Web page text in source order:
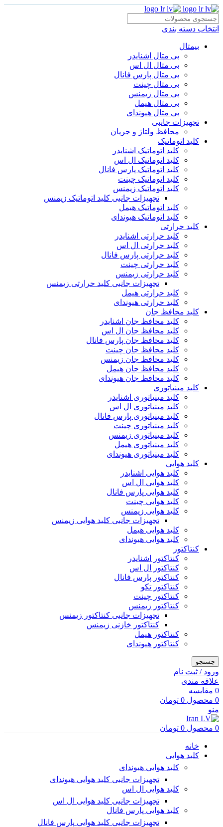
انتخاب دسته بندی
بیمتال
بی متال اشنایدر
بی متال ال اس
بی متال پارس فانال
بی متال چینت
بی متال زیمنس
بی متال هیمل
بی متال هیوندای
تجهیزات جانبی
محافظ ولتاژ و‌ جریان
کلید اتوماتیک
کلید اتوماتیک اشنایدر
کلید اتوماتیک ال اس
کلید اتوماتیک پارس فانال
کلید اتوماتیک چینت
کلید اتوماتیک زیمنس
تجهیزات جانبی کلید اتوماتیک زیمنس
کلید اتوماتیک هیمل
کلید اتوماتیک هیوندای
کلید حرارتی
کلید حرارتی اشنایدر
کلید حرارتی ال اس
کلید حرارتی پارس فانال
کلید حرارتی چینت
کلید حرارتی زیمنس
تجهیزات جانبی کلید حرارتی زیمنس
کلید حرارتی هیمل
کلید حرارتی هیوندای
کلید محافظ جان
کلید محافظ جان اشنایدر
کلید محافظ جان ال اس
کلید محافظ جان پارس فانال
کلید محافظ جان چینت
کلید محافظ جان زیمنس
کلید محافظ جان هیمل
کلید محافظ جان هیوندای
کلید مینیاتوری
کلید مینیاتوری اشنایدر
کلید مینیاتوری ال اس
کلید مینیاتوری پارس فانال
کلید مینیاتوری چینت
کلید مینیاتوری زیمنس
کلید مینیاتوری هیمل
کلید مینیاتوری هیوندای
کلید هوایی
کلید هوایی اشنایدر
کلید هوایی ال اس
کلید هوایی پارس فانال
کلید هوایی چینت
کلید هوایی زیمنس
تجهیزات جانبی کلید هوایی زیمنس
کلید هوایی هیمل
کلید هوایی هیوندای
کنتاکتور
کنتاکتور اشنایدر
کنتاکتور ال اس
کنتاکتور پارس فانال
کنتاکتور تکو
کنتاکتور چینت
کنتاکتور زیمنس
تجهیزات جانبی کنتاکتور زیمنس
کنتاکتور خازنی زیمنس
کنتاکتور هیمل
کنتاکتور هیوندای
جستجو
ورود / ثبت نام
علاقه مندی
0 مقایسه
0 محصول 0 تومان
منو
0 محصول 0 تومان
خانه
کلید هوایی
کلید هوایی هیوندای
تجهیزات جانبی کلید هوایی هیوندای
کلید هوایی ال اس
تجهیزات جانبی کلید هوایی ال اس
کلید هوایی پارس فانال
تجهیزات جانبی کلید هوایی پارس فانال